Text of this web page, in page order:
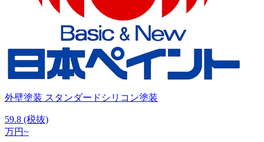
外壁塗装 スタンダードシリコン塗装
59.8 (税抜)
万円~